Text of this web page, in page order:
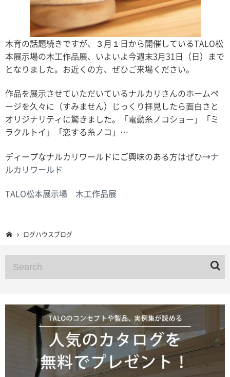
木育の話題続きですが、３月１日から開催しているTALO松
本展示場の木工作品展、いよいよ今週末3月31日（日）まで
となりました。お近くの方、ぜひご来場ください。
作品を展示させていただいているナルカリさんのホームペ
ージを久々に（すみません）じっくり拝見したら面白さと
オリジナリティに驚きました。「電動糸ノコショー」「ミ
ラクルトイ」「恋する糸ノコ」…
ディープなナルカリワールドにご興味のある方はぜひ→ナ
ルカリワールド
TALO松本展示場 木工作品展
ログハウスブログ